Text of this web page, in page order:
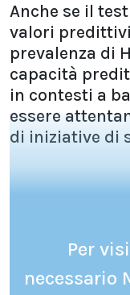
Anche se il
valori
prevalenza di
capacità
in contesti a
essere
di iniziative di
Per
necessario